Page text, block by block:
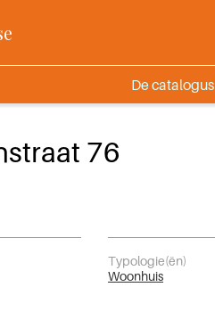
De catalogus
76
Typologie(ën)
Woonhuis